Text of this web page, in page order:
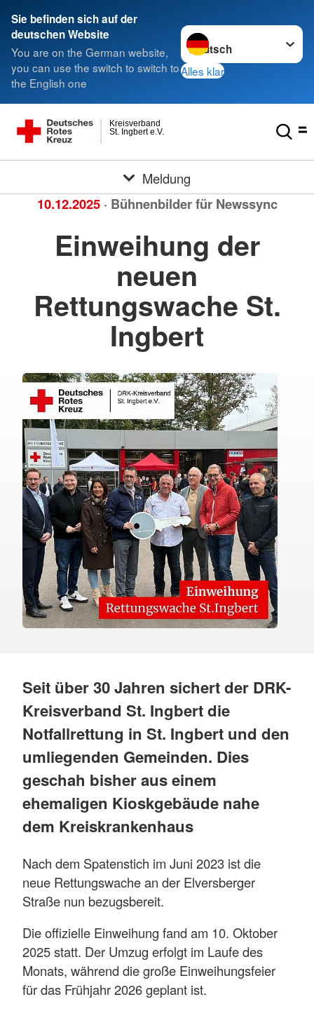
Sie befinden sich auf der
deutschen Website
You are on the German website,
you can use the switch to switch to
the English one
Sprache wechseln zu
Alles klar
St. Ingbert e.V.
Kreisverband
Meldung
10.12.2025 · Bühnenbilder für Newssync
Einweihung der
neuen
Rettungswache St.
Ingbert
Seit über 30 Jahren sichert der DRK-
Kreisverband St. Ingbert die
Notfallrettung in St. Ingbert und den
umliegenden Gemeinden. Dies
geschah bisher aus einem
ehemaligen Kioskgebäude nahe
dem Kreiskrankenhaus
Nach dem Spatenstich im Juni 2023 ist die
neue Rettungswache an der Elversberger
Straße nun bezugsbereit.
Die offizielle Einweihung fand am 10. Oktober
2025 statt. Der Umzug erfolgt im Laufe des
Monats, während die große Einweihungsfeier
für das Frühjahr 2026 geplant ist.